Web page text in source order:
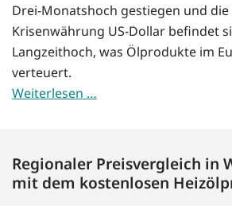
Drei-Monatshoch gestiegen und die
Krisenwährung US-Dollar befindet
Langzeithoch, was Ölprodukte im
verteuert.
Weiterlesen …
Regionaler Preisvergleich in
mit dem kostenlosen